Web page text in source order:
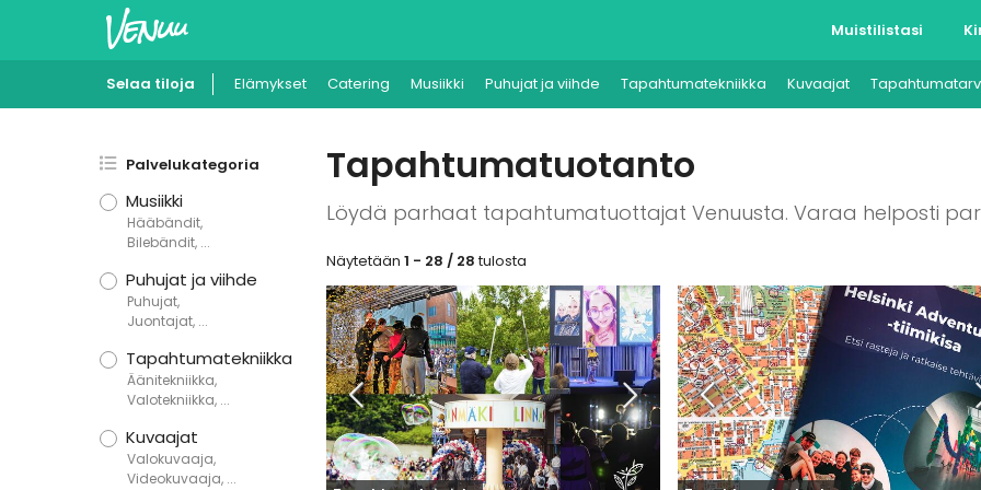
Muistilistasi
Selaa tiloja Elämykset Catering Musiikki Puhujat ja viihde Tapahtumatekniikka Kuvaajat
Palvelukategoria
Musiikki
Hääbändit,
Bilebändit, ...
Puhujat ja viihde
Puhujat,
Juontajat, ...
Tapahtumatekniikka
Äänitekniikka,
Valotekniikka, ...
Kuvaajat
Valokuvaaja,
Videokuvaaja, ...
Tapahtumatuotanto
Löydä parhaat tapahtumatuottajat Venuusta. Varaa helposti
Näytetään 1 - 28 / 28tulosta